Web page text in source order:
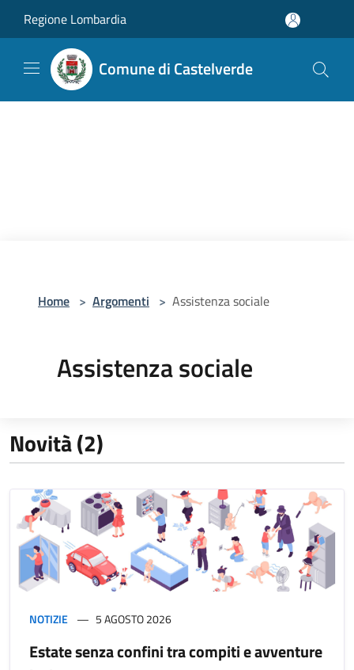
Regione Lombardia
Comune di Castelverde
Home > Argomenti > Assistenza sociale
Assistenza sociale
Novità (2)
NOTIZIE 5 AGOSTO 2026
Estate senza confini tra compiti e avventure